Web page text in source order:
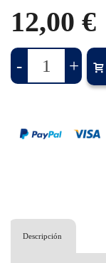
12,00 €
- +
Descripción